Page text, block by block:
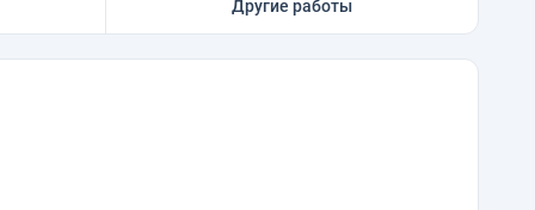
Другие работы